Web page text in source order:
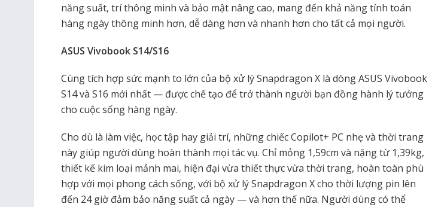
năng suất, trí thông minh và bảo mật nâng cao, mang đến khả năng tính toán
hàng ngày thông minh hơn, dễ dàng hơn và nhanh hơn cho tất cả mọi người.
ASUS Vivobook S14/S16
Cùng tích hợp sức mạnh to lớn của bộ xử lý Snapdragon X là dòng ASUS Vivobook
S14 và S16 mới nhất — được chế tạo để trở thành người bạn đồng hành lý tưởng
cho cuộc sống hàng ngày.
Cho dù là làm việc, học tập hay giải trí, những chiếc Copilot+ PC nhẹ và thời trang
này giúp người dùng hoàn thành mọi tác vụ. Chỉ mỏng 1,59cm và nặng từ 1,39kg,
thiết kế kim loại mảnh mai, hiện đại vừa thiết thực vừa thời trang, hoàn toàn phù
hợp với mọi phong cách sống, với bộ xử lý Snapdragon X cho thời lượng pin lên
đến 24 giờ đảm bảo năng suất cả ngày — và hơn thế nữa. Người dùng có thể